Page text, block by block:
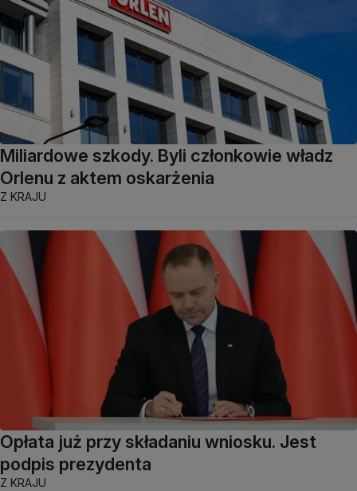
Miliardowe szkody. Byli członkowie władz
Orlenu z aktem oskarżenia
Z KRAJU
Opłata już przy składaniu wniosku. Jest
podpis prezydenta
Z KRAJU